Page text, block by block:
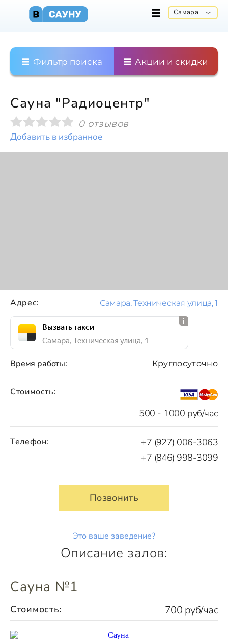
Самара
Фильтр поиска Акции и скидки
Сауна "Радиоцентр"
0 отзывов
Добавить в избранное
Стоимость:
500 - 1000 руб/час
Время работы: Круглосуточно
Телефон:
+7 (927) 006-3063
+7 (846) 998-3099
Позвонить
Это ваше заведение?
Адрес: Самара, Техническая улица, 1
Вызвать такси
Самара, Техническая улица, 1
Описание залов:
Сауна №1
Стоимость: 700 руб/час